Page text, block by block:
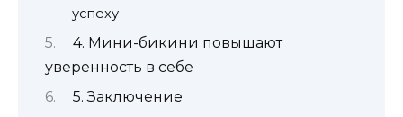
успеху
4. Мини-бикини повышают
уверенность в себе
5. Заключение